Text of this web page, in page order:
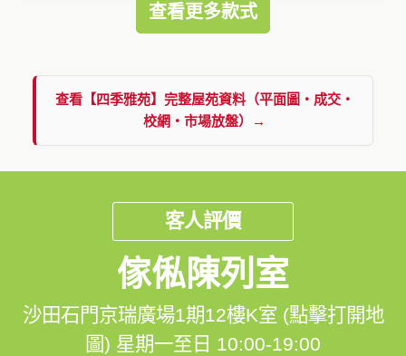
查看更多款式
查看【四季雅苑】完整屋苑資料（平面圖・成交・
校網・市場放盤）→
客人評價
傢俬陳列室
沙田石門京瑞廣場1期12樓K室 (點擊打開地
圖) 星期一至日 10:00-19:00